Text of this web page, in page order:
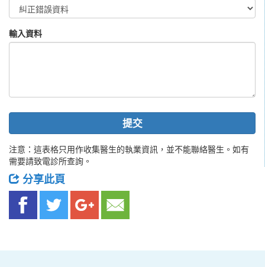
輸入資料
提交
注意：這表格只用作收集醫生的執業資訊，並不能聯絡醫生。如有
需要請致電診所查詢。
分享此頁